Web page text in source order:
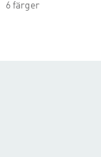
6 färger